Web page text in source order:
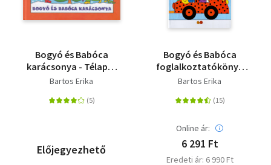
Bogyó és Babóca
karácsonya - Télapó,
Karácsony
Bartos Erika
Előjegyezhető
Bogyó és Babóca
foglalkoztatókönyv
12 új mesével
Bartos Erika
Online ár:
6 291 Ft
Eredeti ár: 6 990 Ft